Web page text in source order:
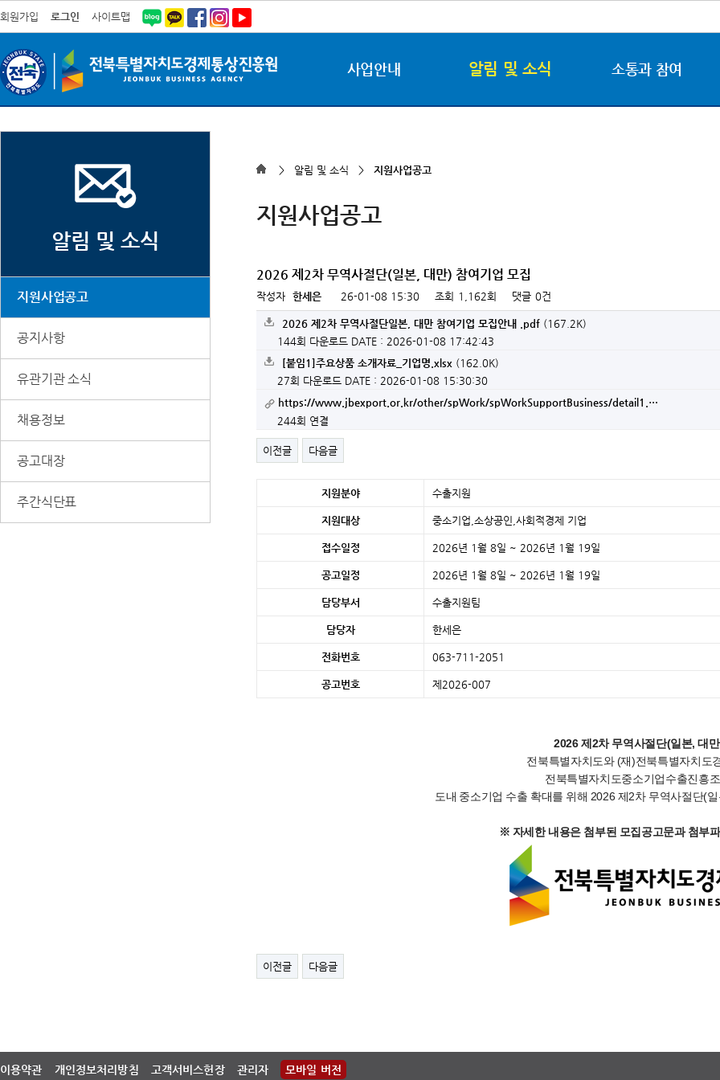
회원가입 로그인 사이트맵
사업안내 알림 및 소식 소통과 참여
알림 및 소식
지원사업공고
공지사항
유관기관 소식
채용정보
공고대장
주간식단표
> 알림 및 소식 > 지원사업공고
지원사업공고
2026 제2차 무역사절단(일본, 대만) 참여기업 모집
작성자 한세은 26-01-08 15:30 조회 1,162회 댓글 0건
2026 제2차 무역사절단일본, 대만 참여기업 모집안내 .pdf (167.2K)
144회 다운로드 DATE : 2026-01-08 17:42:43
[붙임1]주요상품 소개자료_기업명.xlsx (162.0K)
27회 다운로드 DATE : 2026-01-08 15:30:30
https://www.jbexport.or.kr/other/spWork/spWorkSupportBusiness/detail1.…
244회 연결
이전글 다음글
지원분야 수출지원
지원대상 중소기업,소상공인,사회적경제 기업
접수일정 2026년 1월 8일 ~ 2026년 1월 19일
공고일정 2026년 1월 8일 ~ 2026년 1월 19일
담당부서 수출지원팀
담당자 한세은
전화번호 063-711-2051
공고번호 제2026-007
2026 제2차 무역사절단(일본, 대
전북특별자치도와 (재)전북특별자치도
전북특별자치도중소기업수출진흥
도내 중소기업 수출 확대를 위해 2026 제2차 무역사절단(
※ 자세한 내용은 첨부된 모집공고문과 첨부
이전글 다음글
이용약관 개인정보처리방침 고객서비스헌장 관리자 모바일 버전